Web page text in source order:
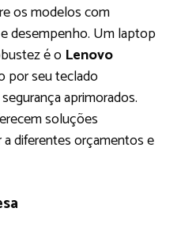
os modelos com
desempenho. Um laptop
é oLenovo
por seu teclado
aprimorados.
soluções
diferentes orçamentos e